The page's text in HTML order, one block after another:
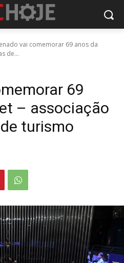
vai comemorar 69 anos da
de...
69
– associação
turismo